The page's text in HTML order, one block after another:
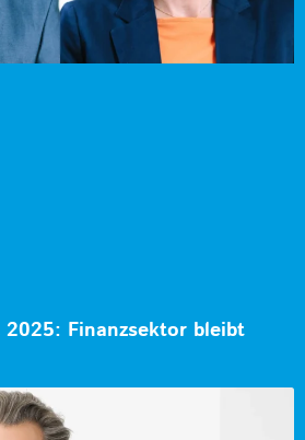
2025: Finanzsektor bleibt